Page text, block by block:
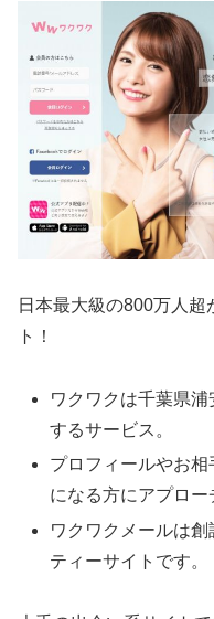
日本最大級の800万人超
ト！
ワクワクは千葉県
するサービス。
プロフィールやお
になる方にアプロー
ワクワクメールは
ティーサイトです。